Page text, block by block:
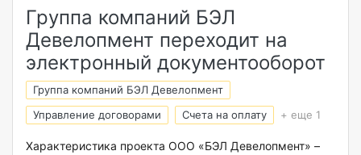
Группа компаний БЭЛ
Девелопмент переходит на
электронный документооборот
Группа компаний БЭЛ Девелопмент
Управление договорами
Счета на оплату + еще 1
Характеристика проекта ООО «БЭЛ Девелопмент» –